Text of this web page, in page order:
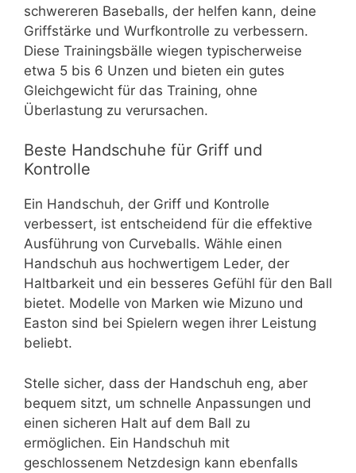
schwereren Baseballs, der helfen kann, deine
Griffstärke und Wurfkontrolle zu verbessern.
Diese Trainingsbälle wiegen typischerweise
etwa 5 bis 6 Unzen und bieten ein gutes
Gleichgewicht für das Training, ohne
Überlastung zu verursachen.
Beste Handschuhe für Griff und
Kontrolle
Ein Handschuh, der Griff und Kontrolle
verbessert, ist entscheidend für die effektive
Ausführung von Curveballs. Wähle einen
Handschuh aus hochwertigem Leder, der
Haltbarkeit und ein besseres Gefühl für den Ball
bietet. Modelle von Marken wie Mizuno und
Easton sind bei Spielern wegen ihrer Leistung
beliebt.
Stelle sicher, dass der Handschuh eng, aber
bequem sitzt, um schnelle Anpassungen und
einen sicheren Halt auf dem Ball zu
ermöglichen. Ein Handschuh mit
geschlossenem Netzdesign kann ebenfalls